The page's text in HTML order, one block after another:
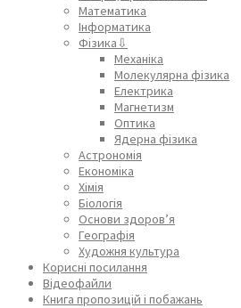
Математика
Інформатика
Фізика⇩
Механіка
Молекулярна фізика
Електрика
Магнетизм
Оптика
Ядерна фізика
Астрономія
Економіка
Хімія
Біологія
Основи здоров’я
Географія
Художня культура
Корисні посилання
Відеофайли
Книга пропозицій і побажань